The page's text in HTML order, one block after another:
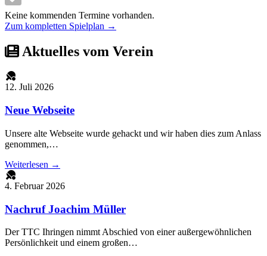
Keine kommenden Termine vorhanden.
Zum kompletten Spielplan →
Aktuelles vom Verein
12. Juli 2026
Neue Webseite
Unsere alte Webseite wurde gehackt und wir haben dies zum Anlass
genommen,…
Weiterlesen →
4. Februar 2026
Nachruf Joachim Müller
Der TTC Ihringen nimmt Abschied von einer außergewöhnlichen
Persönlichkeit und einem großen…